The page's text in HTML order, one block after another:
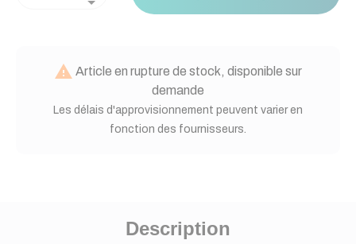
 Article en rupture de stock, disponible sur
demande
Les délais d'approvisionnement peuvent varier en
fonction des fournisseurs.
Description